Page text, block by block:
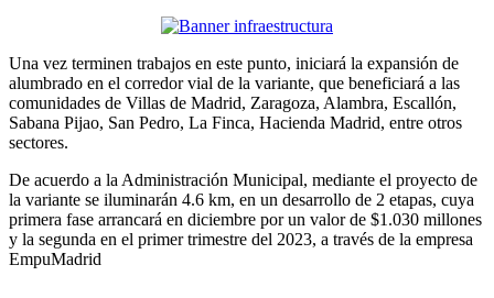
Una vez terminen trabajos en este punto, iniciará la expansión de
alumbrado en el corredor vial de la variante, que beneficiará a las
comunidades de Villas de Madrid, Zaragoza, Alambra, Escallón,
Sabana Pijao, San Pedro, La Finca, Hacienda Madrid, entre otros
sectores.
De acuerdo a la Administración Municipal, mediante el proyecto de
la variante se iluminarán 4.6 km, en un desarrollo de 2 etapas, cuya
primera fase arrancará en diciembre por un valor de $1.030 millones
y la segunda en el primer trimestre del 2023, a través de la empresa
EmpuMadrid